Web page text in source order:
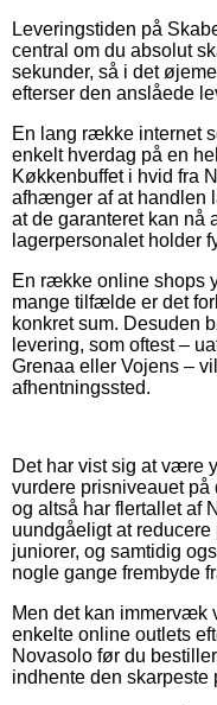
Leveringstiden på
central om du absolut
sekunder, så i det
efterser den anslåede
En lang række internet
enkelt hverdag på en
Køkkenbuffet i hvid fra
afhænger af at handlen
at de garanteret kan nå
lagerpersonalet holder
En række online shops
mange tilfælde er det
konkret sum. Desuden
levering, som oftest –
Grenaa eller Vojens –
afhentningssted.
Det har vist sig at være
vurdere prisniveauet på
og altså har flertallet af
uundgåeligt at reducere
juniorer, og samtidig
nogle gange frembyde
Men det kan immervæk
enkelte online outlets
Novasolo før du
indhente den skarpeste